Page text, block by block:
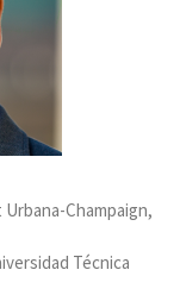
Champaign,
Técnica